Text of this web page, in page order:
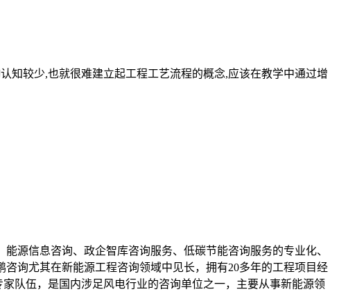
知较少,也就很难建立起工程工艺流程的概念,应该在教学中通过增
源信息咨询、政企智库咨询服务、低碳节能咨询服务的专业化、
询尤其在新能源工程咨询领域中见长，拥有20多年的工程项目经
队伍，是国内涉足风电行业的咨询单位之一，主要从事新能源领